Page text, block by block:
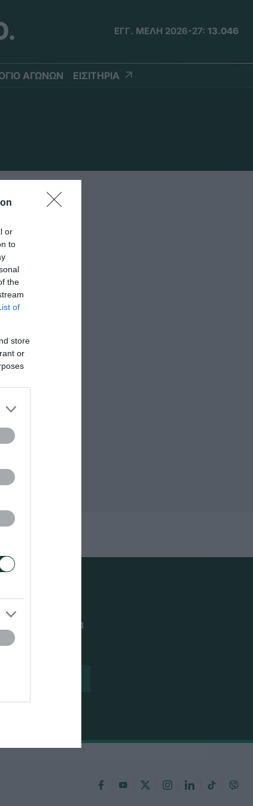
or
to
the
of
store
or
ΕΓΓ. ΜΕΛΗ 2026-27: 13.046
ΑΓΩΝΩΝ ΕΙΣΙΤΗΡΙΑ
όλα τα νέα